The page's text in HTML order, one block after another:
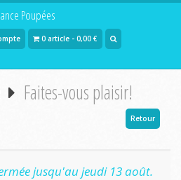
Poupées
0 article - 0,00 €
Faites-vous plaisir!
Retour
jusqu'au jeudi 13 août.